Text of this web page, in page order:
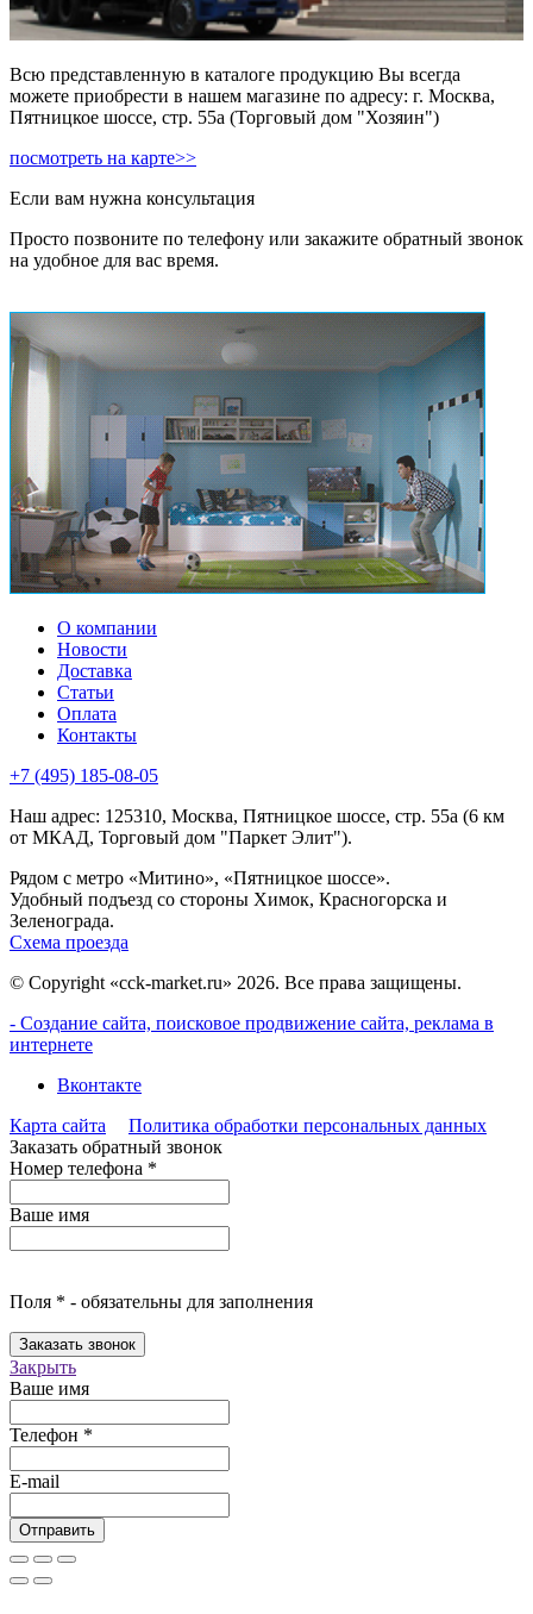
Всю представленную в каталоге продукцию Вы всегда
можете приобрести в нашем магазине по адресу: г. Москва,
Пятницкое шоссе, стр. 55а (Торговый дом "Хозяин")
посмотреть на карте>>
Если вам нужна консультация
Просто позвоните по телефону или закажите обратный звонок
на удобное для вас время.
О компании
Новости
Доставка
Статьи
Оплата
Контакты
+7 (495) 185-08-05
Наш адрес: 125310, Москва, Пятницкое шоссе, стр. 55а (6 км
от МКАД, Торговый дом "Паркет Элит").
Рядом с метро «Митино», «Пятницкое шоссе».
Удобный подъезд со стороны Химок, Красногорска и
Зеленограда.
Схема проезда
© Copyright «cck-market.ru» 2026. Все права защищены.
- Создание сайта, поисковое продвижение сайта, реклама в
интернете
Вконтакте
Карта сайта
Политика обработки персональных данных
Заказать обратный звонок
Номер телефона *
Ваше имя
Поля * - обязательны для заполнения
Заказать звонок
Закрыть
Ваше имя
Телефон *
E-mail